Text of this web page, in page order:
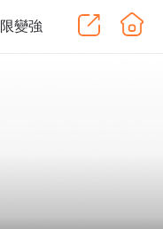
變強